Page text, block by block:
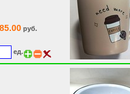
руб.
ед.